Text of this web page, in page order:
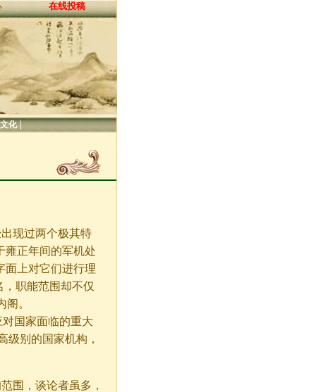
在线投稿
文化|
现过两个极其特
雍正年间的军机处
面上对它们进行理
职能范围却不仅
。
国家面临的重大
级别的国家机构，
，谈论者虽多，